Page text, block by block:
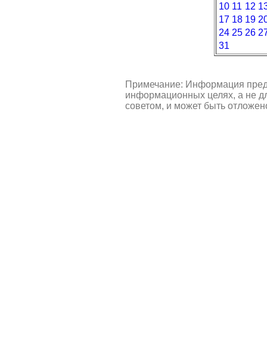
10 11 12
17 18 19
24 25 26
31
Примечание: Информация
информационных целях, а не
советом, и может быть